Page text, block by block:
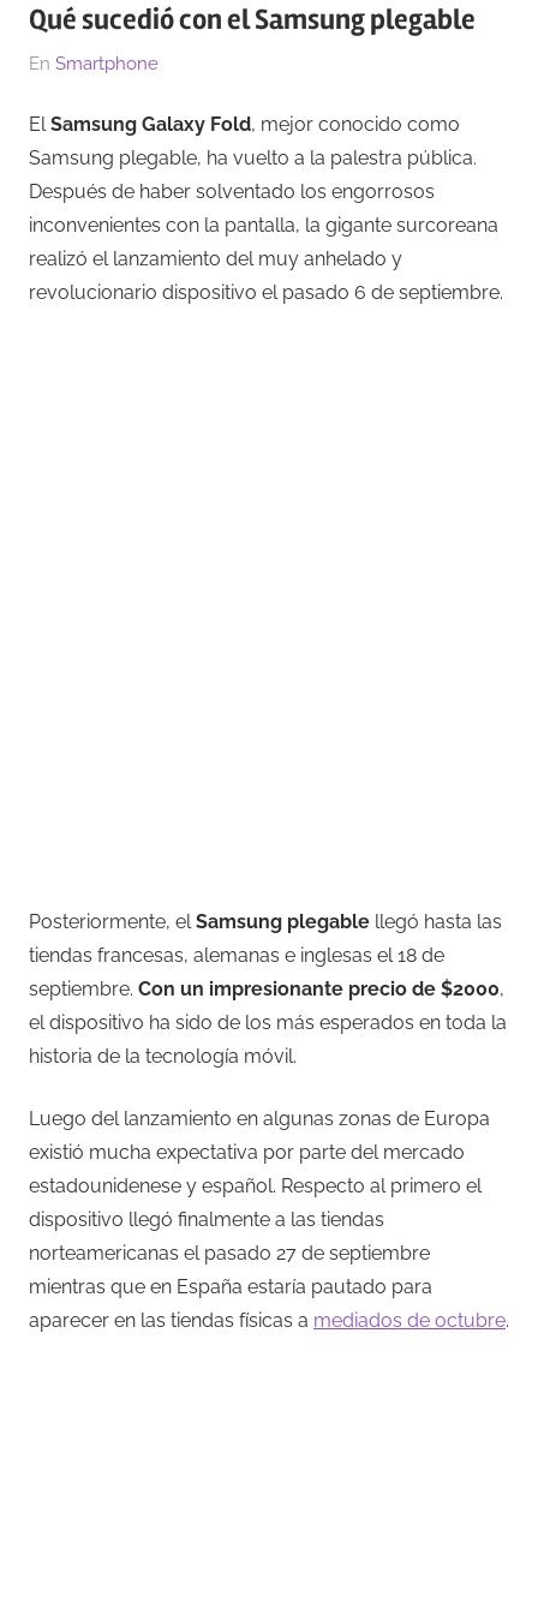
Qué sucedió con el Samsung plegable
El
Por
En Smartphone
El Samsung Galaxy Fold, mejor conocido como
Samsung plegable, ha vuelto a la palestra pública.
Después de haber solventado los engorrosos
inconvenientes con la pantalla, la gigante surcoreana
realizó el lanzamiento del muy anhelado y
revolucionario dispositivo el pasado 6 de septiembre.
Posteriormente, el Samsung plegable llegó hasta las
tiendas francesas, alemanas e inglesas el 18 de
septiembre. Con un impresionante precio de $2000,
el dispositivo ha sido de los más esperados en toda la
historia de la tecnología móvil.
Luego del lanzamiento en algunas zonas de Europa
existió mucha expectativa por parte del mercado
estadounidenese y español. Respecto al primero el
dispositivo llegó finalmente a las tiendas
norteamericanas el pasado 27 de septiembre
mientras que en España estaría pautado para
aparecer en las tiendas físicas a mediados de octubre.